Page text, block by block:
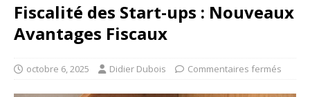
Fiscalité des Start-ups : Nouveaux
Avantages Fiscaux
octobre 6, 2025 Didier Dubois Commentaires fermés